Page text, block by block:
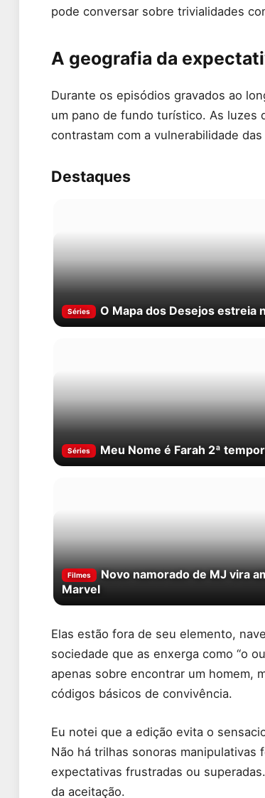
pode conversar sobre trivialidades
A geografia da
Durante os episódios gravados ao
um pano de fundo turístico. As luzes
contrastam com a vulnerabilidade
Destaques
Séries O Mapa dos Desejos estreia
Séries Meu Nome é Farah 2ª
Filmes
Novo namorado de MJ vira
Marvel
Elas estão fora de seu elemento,
sociedade que as enxerga como “o
apenas sobre encontrar um homem,
códigos básicos de convivência.
Eu notei que a edição evita o
Não há trilhas sonoras manipulativas
expectativas frustradas ou
da aceitação.